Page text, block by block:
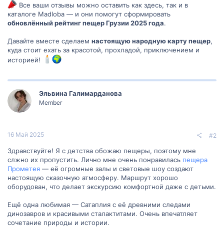
Все ваши отзывы можно оставить как здесь, так и в
каталоге Madloba — и они помогут сформировать
обновлённый рейтинг пещер Грузии 2025 года.
Давайте вместе сделаем настоящую народную карту пещер,
куда стоит ехать за красотой, прохладой, приключением и
историей!
Эльвина Галимарданова
Member
16 Май 2025 #2
Здравствуйте! Я с детства обожаю пещеры, поэтому мне
слжно их пропустить. Лично мне очень понравилась пещера
Прометея — её огромные залы и световые шоу создают
настоящую сказочную атмосферу. Маршрут хорошо
оборудован, что делает экскурсию комфортной даже с детьми.
Ещё одна любимая — Сатаплия с её древними следами
динозавров и красивыми сталактитами. Очень впечатляет
сочетание природы и истории.